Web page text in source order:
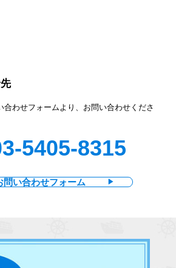
合わせフォームより、お問い合わせくださ
5405-8315
問い合わせフォーム